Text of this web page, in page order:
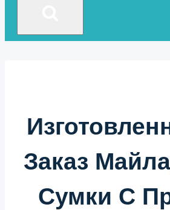
Заказ
Сумки С